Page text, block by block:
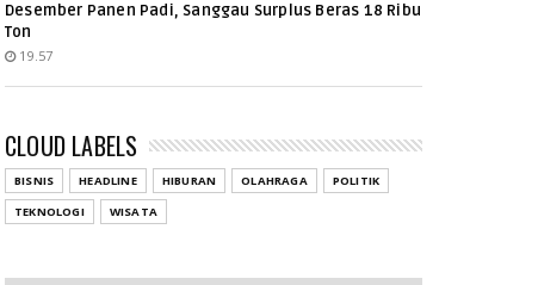
Desember Panen Padi, Sanggau Surplus Beras 18 Ribu
Ton
19.57
CLOUD LABELS
BISNIS HEADLINE HIBURAN OLAHRAGA
POLITIK
TEKNOLOGI
WISATA